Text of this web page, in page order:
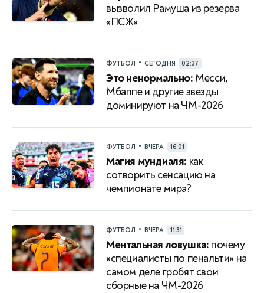
вызволил Рамуша из резерва
«ПСЖ»
ФУТБОЛ • СЕГОДНЯ 02:37
Это ненормально: Месси,
Мбаппе и другие звезды
доминируют на ЧМ-2026
ФУТБОЛ • ВЧЕРА 16:01
Магия мундиаля: как
сотворить сенсацию на
чемпионате мира?
ФУТБОЛ • ВЧЕРА 11:31
Ментальная ловушка: почему
«специалисты по пенальти» на
самом деле гробят свои
сборные на ЧМ-2026